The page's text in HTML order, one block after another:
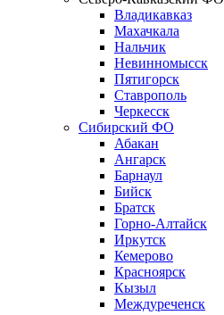
Владикавказ
Махачкала
Нальчик
Невинномысск
Пятигорск
Ставрополь
Черкесск
Сибирский ФО
Абакан
Ангарск
Барнаул
Бийск
Братск
Горно-Алтайск
Иркутск
Кемерово
Красноярск
Кызыл
Междуреченск